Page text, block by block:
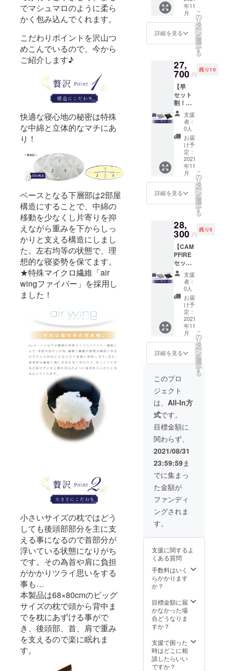
でマシュマロのように柔ら
かく包み込んでくれます。
こだわりポイントを沢山つ
めこんでいるので、今から
ご紹介します♪
快適な寝心地の秘密は特殊
な中綿と立体的なマチにあ
り！
ベースとなる下層部は2部屋
構造にすることで、中綿の
移動を少なくし片寄りを抑
えながら重みを下からしっ
かりと支える構造にしまし
た。左右均等の状態で、理
想的な寝姿勢を保てます。
★特殊マイクロ繊維「air
wingファイバー」を採用し
ました！
小さいサイズの枕ではどう
しても後頭部部分を主に支
える事になるので首部分が
浮いている状態になりがち
です。その為首や肩に負担
がかかりツライ思いをする
事も…
本製品は68×80cmのビッグ
サイズの枕で頭から背中ま
でを枕にあずける事がで
き、後頭部、首、肩で重み
を支えるので楽に眠れま
す。
（本体
の色は
ホワイ
トのみ
×2（一
般販売
価格
19,800
円） →
カバー
モー
キーグ
レー／
ジェッ
トブ
ラック
の2色か
らお好
きな色
をお選
びいた
だけま
す。
（本体
の色は
ホワイ
トのみ
年11
月
詳細を見る
こ
の
リ
タ
ー
ン
を
選
択
す
る
27,
700 円
残り10
【早
セット
割！
30％OF
F】 大
人の贅
沢枕× 2
個 ・完
成した
×2（一
般販売
価格
19,800
円） →
カバー
モー
キーグ
レー／
ジェッ
トブ
ラック
の2色か
らお好
きな色
をお選
びいた
だけま
す。
（本体
の色は
ホワイ
トのみ
支援
者：
0人
お届
け予
定：
2021
年11
月
詳細を見る
こ
の
リ
タ
ー
ン
を
選
択
す
る
28,
300 円
残り5
【CAM
PFIRE
セット
割！
25％OF
F】 大
人の贅
沢枕× 2
個 ・完
成した
×2（一
般販売
価格
19,800
円） →
カバー
はス
モー
キーグ
レー／
ジェッ
トブ
ラック
の2色か
らお好
きな色
をお選
びいた
だけま
す。
（本体
の色は
ホワイ
支援
者：
0人
お届
け予
定：
2021
年11
月
詳細を見る
こ
の
リ
タ
ー
ン
を
選
択
す
る
このプロ
ジェクト
は、 All-In方
式です。
目標金額に
関わらず、
2021/08/31
23:59:59ま
でに集まっ
た金額が
ファンディ
ングされま
す。
支援に関するよ
くある質問
手数料はいく
らかかります
か？
目標金額に届
かなかった場
合どうなりま
すか？
支援で困った
時はどこに相
談したらいい
ですか？